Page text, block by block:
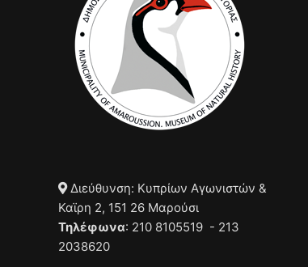
Διεύθυνση: Κυπρίων Αγωνιστών &
Καϊρη 2, 151 26 Μαρούσι
Τηλέφωνα: 210 8105519 - 213
2038620